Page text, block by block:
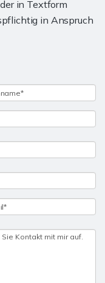
in Textform
in Anspruch